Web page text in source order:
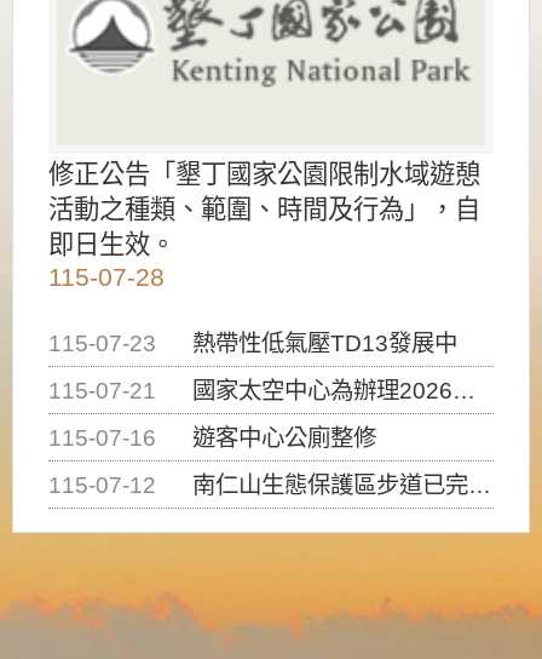
修正公告「墾丁國家公園限制水域遊憩
活動之種類、範圍、時間及行為」，自
即日生效。
115-07-28
115-07-23
熱帶性低氣壓TD13發展中
115-07-21
國家太空中心為辦理2026台灣盃火箭競賽，陸、海、空域警戒及協調相關事宜，因颱風備案事宜
115-07-16
遊客中心公廁整修
115-07-12
南仁山生態保護區步道已完成修復，自115年7月13日（星期一）起恢復開放入園，歡迎民眾依規定申請入園....